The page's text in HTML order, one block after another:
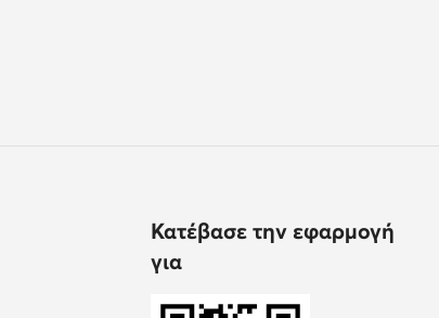
Κατέβασε την εφαρμογή
για